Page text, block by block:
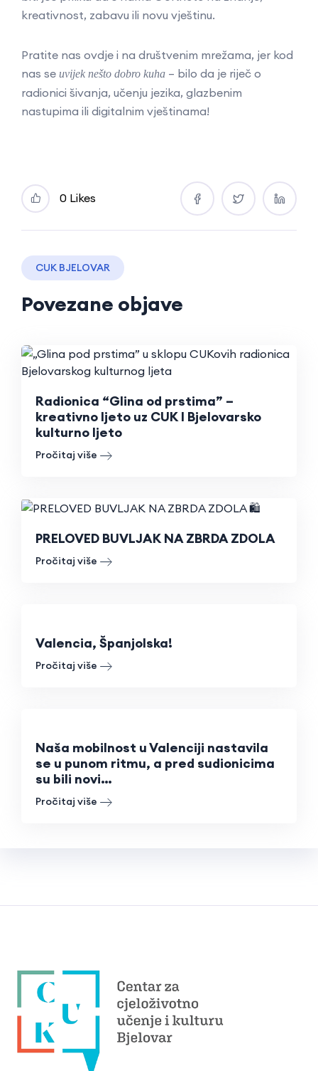
kreativnost, zabavu ili novu vještinu.
Pratite nas ovdje i na društvenim mrežama, jer kod
nas se uvijek nešto dobro kuha – bilo da je riječ o
radionici šivanja, učenju jezika, glazbenim
nastupima ili digitalnim vještinama!
0 Likes
CUK BJELOVAR
Povezane objave
Radionica “Glina od prstima” –
kreativno ljeto uz CUK I Bjelovarsko
kulturno ljeto
Pročitaj više
PRELOVED BUVLJAK NA ZBRDA ZDOLA
Pročitaj više
Valencia, Španjolska!
Pročitaj više
Naša mobilnost u Valenciji nastavila
se u punom ritmu, a pred sudionicima
su bili novi…
Pročitaj više